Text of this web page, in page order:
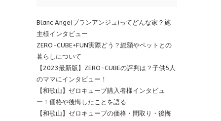
Blanc Ange(ブランアンジュ)ってどんな家？施
主様インタビュー
ZERO-CUBE+FUN実際どう？総額やペットとの
暮らしについて
【2023最新版】ZERO-CUBEの評判は？子供5人
のママにインタビュー！
【和歌山】ゼロキューブ購入者様インタビュ
ー！価格や後悔したことを語る
【和歌山】ゼロキューブの価格・間取り・後悔